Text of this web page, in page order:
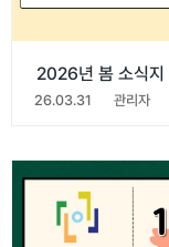
2026년 봄 소식지
26.03.31 관리자